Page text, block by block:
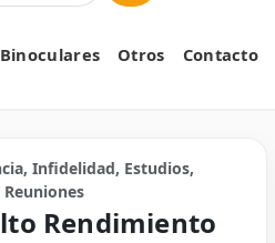
Otros Contacto
Infidelidad, Estudios,
Rendimiento